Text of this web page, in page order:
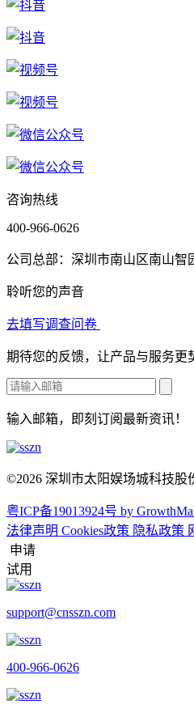
咨询热线
400-966-0626
公司总部：深圳市南山区南山智
聆听您的声音
去填写调查问卷
期待您的反馈，让产品与服务更
输入邮箱，即刻订阅最新资讯！
©2026 深圳市太阳娱场城科技股
粤ICP备19013924号 by
法律声明 Cookies政策 隐私政策
申请
试用
support@cnsszn.com
400-966-0626